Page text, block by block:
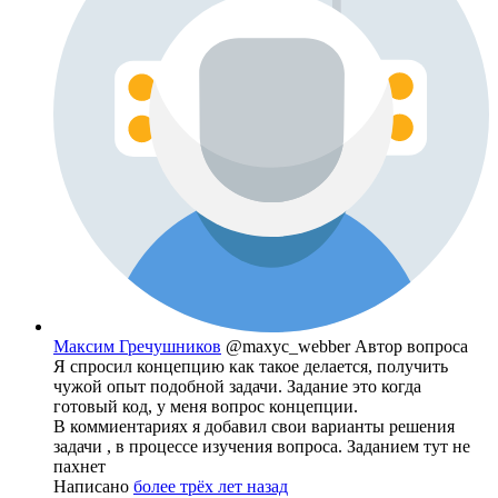
Максим Гречушников @maxyc_webber Автор вопроса
Я спросил концепцию как такое делается, получить
чужой опыт подобной задачи. Задание это когда
готовый код, у меня вопрос концепции.
В коммиентариях я добавил свои варианты решения
задачи , в процессе изучения вопроса. Заданием тут не
пахнет
Написано более трёх лет назад